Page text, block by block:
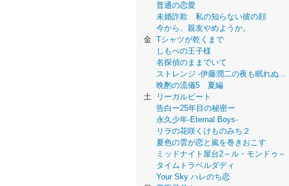
普通の恋愛
未婚詐欺 私の知らない彼の顔
今から、親友やめようか。
金 Tシャツが乾くまで
しもべの王子様
名探偵のままでいて
ストレンジ -伊藤潤二の夜も眠れぬ...
晩酌の流儀5 夏編
土
リーガルビート
告白ー25年目の秘密ー
永久少年-Eternal Boys-
リラの花咲くけものみち２
夏色の雲が恋と嵐を巻きおこす
ミッドナイト屋台2～ル・モンドゥ～
タイムトラベルダディ
Your Sky ハレのち恋